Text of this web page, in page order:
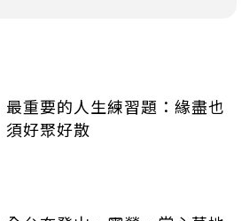
最重要的人生練習題：緣盡也
須好聚好散